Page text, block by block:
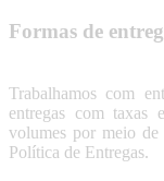
Formas de
Trabalhamos com
entregas com taxas
volumes por meio de
Política de Entregas.